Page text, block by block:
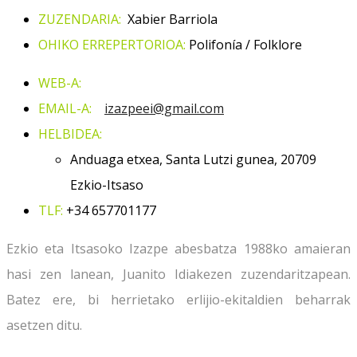
ZUZENDARIA: Xabier Barriola
OHIKO ERREPERTORIOA: Polifonía / Folklore
WEB-A:
EMAIL-A: izazpeei@gmail.com
HELBIDEA:
Anduaga etxea, Santa Lutzi gunea, 20709
Ezkio-Itsaso
TLF: +34657701177
Ezkio eta Itsasoko Izazpe abesbatza 1988ko amaieran
hasi zen lanean, Juanito Idiakezen zuzendaritzapean.
Batez ere, bi herrietako erlijio-ekitaldien beharrak
asetzen ditu.